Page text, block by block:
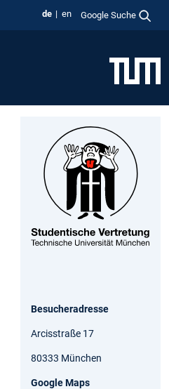
de en Google Suche
Besucheradresse
Arcisstraße 17
80333 München
Google Maps